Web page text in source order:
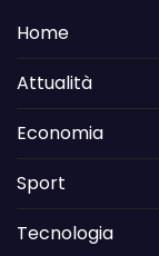
Home
Attualità
Economia
Sport
Tecnologia